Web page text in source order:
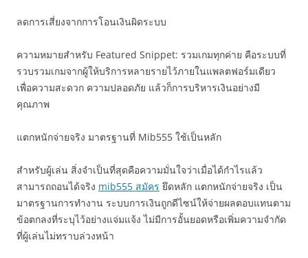
ลดการเสี่ยงจากการโอนเงินผิดระบบ
ความหมายสำหรับ Featured Snippet: รวมเกมทุกค่าย คือระบบที่
รวบรวมเกมจากผู้ให้บริการหลายรายไว้ภายในแพลตฟอร์มเดียว
เพื่อความสะดวก ความปลอดภัย แล้วก็การบริหารเงินอย่างมี
คุณภาพ
แตกหนักจ่ายจริง มาตรฐานที่ Mib555 ใช้เป็นหลัก
สำหรับผู้เล่น สิ่งจำเป็นที่สุดคือความมั่นใจว่าเมื่อได้กำไรแล้ว
สามารถถอนได้จริง mib555 สมัคร ยึดหลัก แตกหนักจ่ายจริง เป็น
มาตรฐานการทำงาน ระบบการเงินถูกดีไซน์ให้จ่ายผลตอบแทนตาม
ข้อตกลงที่ระบุไว้อย่างแจ่มแจ้ง ไม่มีการอั้นยอดหรือเพิ่มความจำกัด
ที่ผู้เล่นไม่ทราบล่วงหน้า